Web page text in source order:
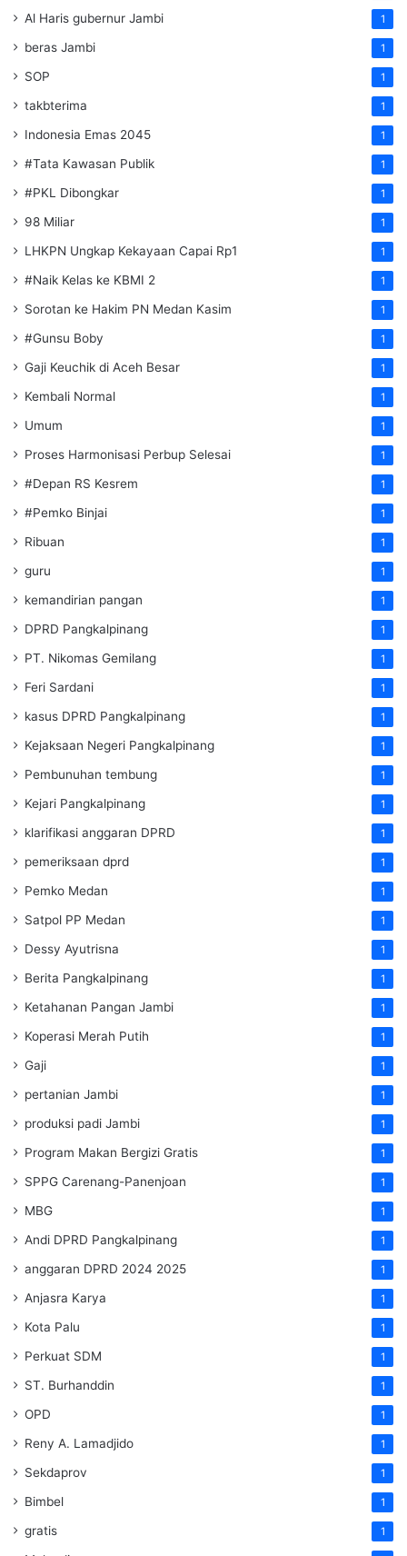
Al Haris gubernur Jambi 1
beras Jambi 1
SOP 1
takbterima 1
Indonesia Emas 2045 1
#Tata Kawasan Publik 1
#PKL Dibongkar 1
98 Miliar 1
LHKPN Ungkap Kekayaan Capai Rp1 1
#Naik Kelas ke KBMI 2 1
Sorotan ke Hakim PN Medan Kasim 1
#Gunsu Boby 1
Gaji Keuchik di Aceh Besar 1
Kembali Normal 1
Umum 1
Proses Harmonisasi Perbup Selesai 1
#Depan RS Kesrem 1
#Pemko Binjai 1
Ribuan 1
guru 1
kemandirian pangan 1
DPRD Pangkalpinang 1
PT. Nikomas Gemilang 1
Feri Sardani 1
kasus DPRD Pangkalpinang 1
Kejaksaan Negeri Pangkalpinang 1
Pembunuhan tembung 1
Kejari Pangkalpinang 1
klarifikasi anggaran DPRD 1
pemeriksaan dprd 1
Pemko Medan 1
Satpol PP Medan 1
Dessy Ayutrisna 1
Berita Pangkalpinang 1
Ketahanan Pangan Jambi 1
Koperasi Merah Putih 1
Gaji 1
pertanian Jambi 1
produksi padi Jambi 1
Program Makan Bergizi Gratis 1
SPPG Carenang-Panenjoan 1
MBG 1
Andi DPRD Pangkalpinang 1
anggaran DPRD 2024 2025 1
Anjasra Karya 1
Kota Palu 1
Perkuat SDM 1
ST. Burhanddin 1
OPD 1
Reny A. Lamadjido 1
Sekdaprov 1
Bimbel 1
gratis 1